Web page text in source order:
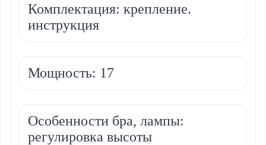
Комплектация: крепление.
инструкция
Мощность: 17
Особенности бра, лампы:
регулировка высоты